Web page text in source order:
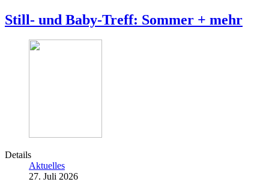
Still- und Baby-Treff: Sommer + mehr
Details
Aktuelles
27. Juli 2026